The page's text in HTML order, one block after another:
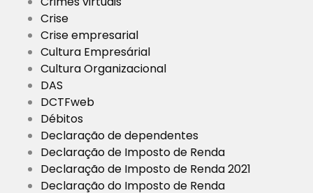
Crise
Crise empresarial
Cultura Empresárial
Cultura Organizacional
DAS
DCTFweb
Débitos
Declaração de dependentes
Declaração de Imposto de Renda
Declaração de Imposto de Renda 2021
Declaração do Imposto de Renda